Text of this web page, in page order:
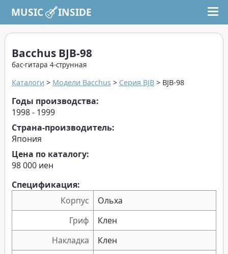
Bacchus BJB-98
бас-гитара 4-струнная
Каталоги > Модели Bacchus> Серия BJB> BJB-98
Годы производства:
1998 - 1999
Страна-производитель:
Япония
Цена по каталогу:
98 000 иен
Спецификация:
Корпус
Ольха
Гриф
Клен
Накладка
Клен
MUSIC INSIDE